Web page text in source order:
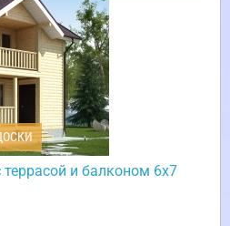
и балконом 6х7